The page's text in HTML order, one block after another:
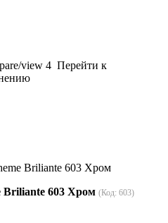
view 4 Перейти к
Briliante 603 Хром
Briliante 603 Хром (Код: 603)